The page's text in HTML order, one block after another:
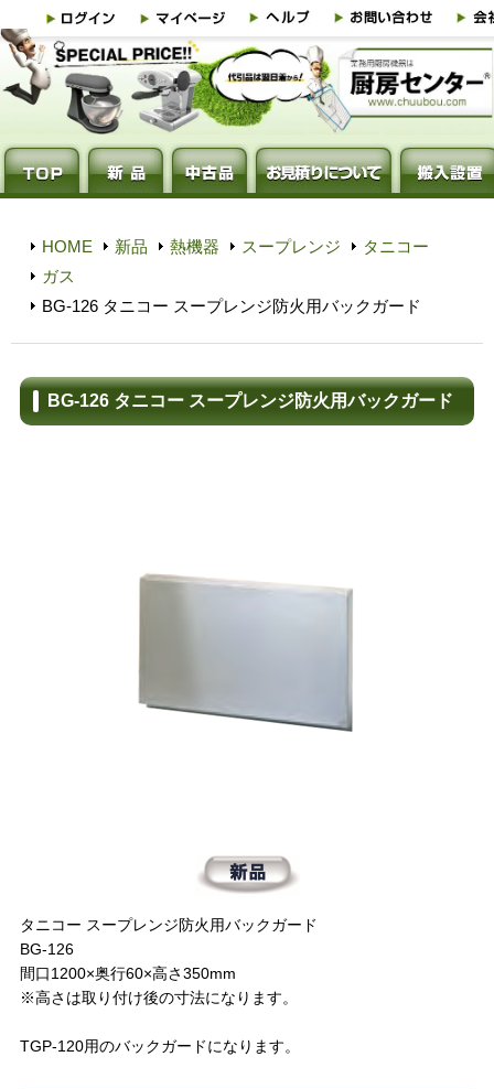
HOME 新品 熱機器 スープレンジ
タニコー
ガス
BG-126 タニコー スープレンジ防火用バックガード
BG-126 タニコー スープレンジ防火用バックガード
タニコー スープレンジ防火用バックガード
BG-126
間口1200×奥行60×高さ350mm
※高さは取り付け後の寸法になります。
TGP-120用のバックガードになります。